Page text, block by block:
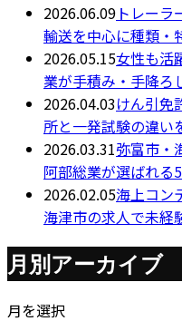
2026.06.09 トレー
輸送を中心に種類・
2026.05.15女性も活
業が手積み・手降ろ
2026.04.03けん引免
所と一発試験の違い
2026.03.31弥富市・
阿部総業が選ばれる
2026.02.05海上コン
海津市の求人で未経
月別アーカイブ
月を選択